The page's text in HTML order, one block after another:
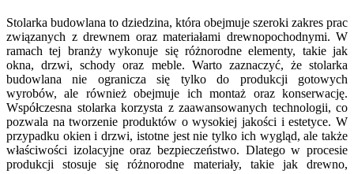
Stolarka budowlana to dziedzina, która obejmuje szeroki zakres prac
związanych z drewnem oraz materiałami drewnopochodnymi. W
ramach tej branży wykonuje się różnorodne elementy, takie jak
okna, drzwi, schody oraz meble. Warto zaznaczyć, że stolarka
budowlana nie ogranicza się tylko do produkcji gotowych
wyrobów, ale również obejmuje ich montaż oraz konserwację.
Współczesna stolarka korzysta z zaawansowanych technologii, co
pozwala na tworzenie produktów o wysokiej jakości i estetyce. W
przypadku okien i drzwi, istotne jest nie tylko ich wygląd, ale także
właściwości izolacyjne oraz bezpieczeństwo. Dlatego w procesie
produkcji stosuje się różnorodne materiały, takie jak drewno,